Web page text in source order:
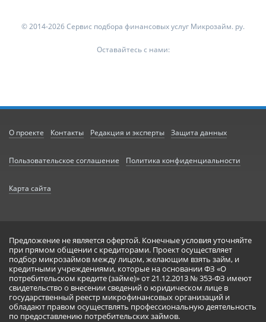
© 2014-2026 Сервис подбора финансовых услуг Микрозайм. ру.
Оставайтесь с нами:
О проекте Контакты Редакция и эксперты Защита данных
Пользовательское соглашение Политика конфиденциальности
Карта сайта
Предложение не является офертой. Конечные условия уточняйте
при прямом общении с кредиторами. Проект осуществляет
подбор микрозаймов между лицом, желающим взять займ, и
кредитными учреждениями, которые на основании ФЗ «О
потребительском кредите (займе)» от 21.12.2013 № 353-ФЗ имеют
свидетельство о внесении сведений о юридическом лице в
государственный реестр микрофинансовых организаций и
обладают правом осуществлять профессиональную деятельность
по предоставлению потребительских займов.